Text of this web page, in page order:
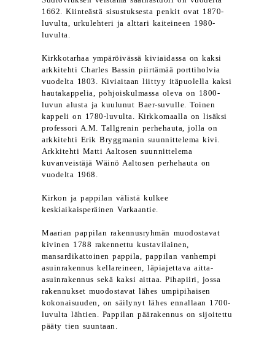
1662. Kiinteästä sisustuksesta penkit ovat 1870-
luvulta, urkulehteri ja alttari kaiteineen 1980-
luvulta.
Kirkkotarhaa ympäröivässä kiviaidassa on kaksi
arkkitehti Charles Bassin piirtämää porttiholvia
vuodelta 1803. Kiviaitaan liittyy itäpuolella kaksi
hautakappelia, pohjoiskulmassa oleva on 1800-
luvun alusta ja kuulunut Baer-suvulle. Toinen
kappeli on 1780-luvulta. Kirkkomaalla on lisäksi
professori A.M. Tallgrenin perhehauta, jolla on
arkkitehti Erik Bryggmanin suunnittelema kivi.
Arkkitehti Matti Aaltosen suunnittelema
kuvanveistäjä Wäinö Aaltosen perhehauta on
vuodelta 1968.
Kirkon ja pappilan välistä kulkee
keskiaikaisperäinen Varkaantie.
Maarian pappilan rakennusryhmän muodostavat
kivinen 1788 rakennettu kustavilainen,
mansardikattoinen pappila, pappilan vanhempi
asuinrakennus kellareineen, läpiajettava aitta-
asuinrakennus sekä kaksi aittaa. Pihapiiri, jossa
rakennukset muodostavat lähes umpipihaisen
kokonaisuuden, on säilynyt lähes ennallaan 1700-
luvulta lähtien. Pappilan päärakennus on sijoitettu
pääty tien suuntaan.